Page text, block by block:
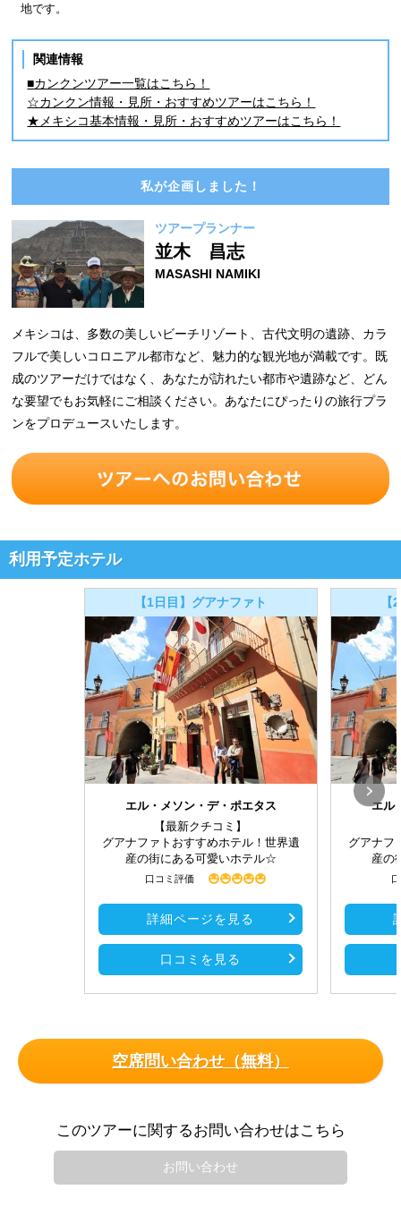
地です。
関連情報
■カンクンツアー一覧はこちら！
☆カンクン情報・見所・おすすめツアーはこちら！
★メキシコ基本情報・見所・おすすめツアーはこちら！
私が企画しました！
ツアープランナー
並木 昌志
MASASHI NAMIKI
メキシコは、多数の美しいビーチリゾート、古代文明の遺跡、カラ
フルで美しいコロニアル都市など、魅力的な観光地が満載です。既
成のツアーだけではなく、あなたが訪れたい都市や遺跡など、どん
な要望でもお気軽にご相談ください。あなたにぴったりの旅行プラ
ンをプロデュースいたします。
利用予定ホテル
【1日目】グアナファト
エル・メソン・デ・ポエタス
【最新クチコミ】
グアナファトおすすめホテル！世界遺
産の街にある可愛いホテル☆
口コミ評価
詳細ページを見る
口コミを見る
エル
グアナフ
産の
空席問い合わせ（無料）
このツアーに関するお問い合わせはこちら
お問い合わせ